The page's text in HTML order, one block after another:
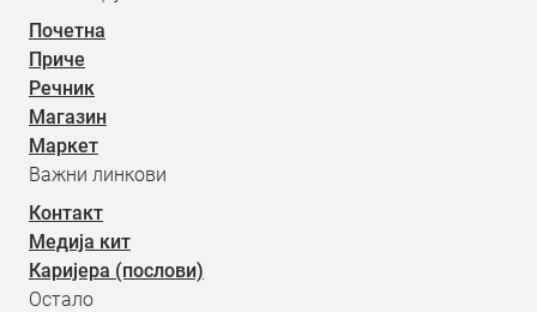
Почетна
Приче
Речник
Магазин
Маркет
Важни линкови
Контакт
Медија кит
Каријера (послови)
Остало